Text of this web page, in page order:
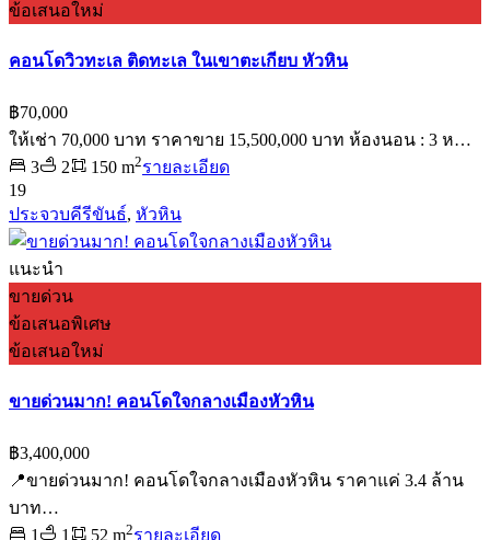
ข้อเสนอใหม่
คอนโดวิวทะเล ติดทะเล ในเขาตะเกียบ หัวหิน
฿70,000
ให้เช่า 70,000 บาท ราคาขาย 15,500,000 บาท ห้องนอน : 3 ห…
3
2 150 m2รายละเอียด
19
ประจวบคีรีขันธ์, หัวหิน
แนะนำ
ขายด่วน
ข้อเสนอพิเศษ
ข้อเสนอใหม่
ขายด่วนมาก! คอนโดใจกลางเมืองหัวหิน
฿3,400,000
📍ขายด่วนมาก! คอนโดใจกลางเมืองหัวหิน ราคาแค่ 3.4 ล้าน
บาท…
1
1 52 m2รายละเอียด